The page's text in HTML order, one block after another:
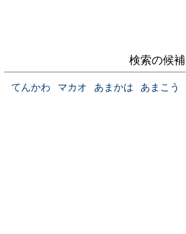
検索の候補
てんかわ マカオ あまかは あまこう